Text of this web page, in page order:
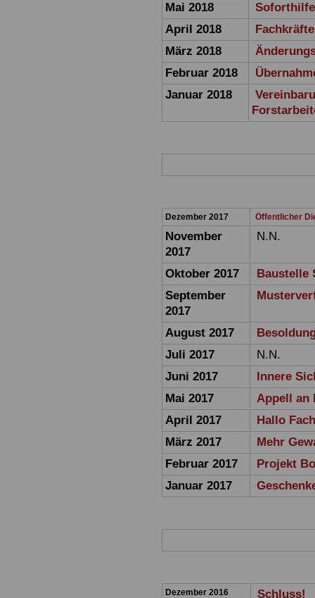
Mai 2018
April 2018
März 2018
Februar 2018
Januar 2018
Dezember 2017 Öffentlicher
November
2017
N.N.
Oktober 2017
Baustelle
September
2017
August 2017
Juli 2017
N.N.
Juni 2017
Innere
Mai 2017
Appell an
April 2017
Hallo
März 2017
Mehr
Februar 2017
Projekt
Januar 2017
Dezember 2016 Schluss!